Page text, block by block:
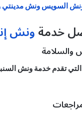
السويس ونش مدينتي
خدمةونش
تقدم خدمة ونش